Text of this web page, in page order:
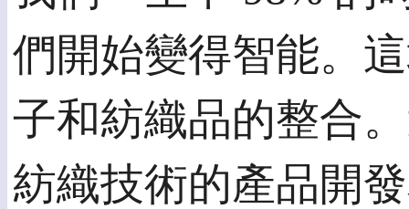
們開始變得智能。
子和紡織品的整合
紡織技術的產品開